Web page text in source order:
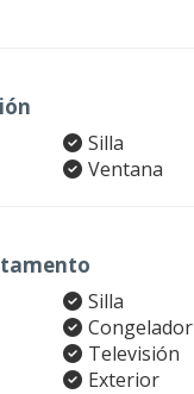
Silla
Ventana
Silla
Congelador
Televisión
Exterior